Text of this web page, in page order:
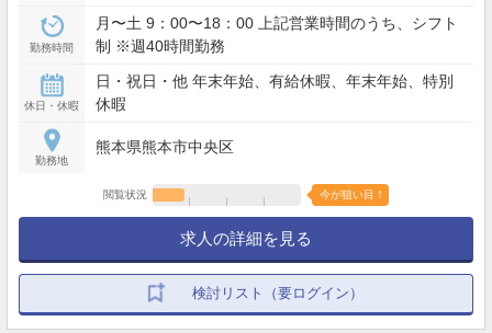
勤務時間
月〜土 9：00〜18：00 上記営業時間のうち、シフト
制 ※週40時間勤務
休日・休暇
日・祝日・他 年末年始、有給休暇、年末年始、特別
休暇
勤務地
熊本県熊本市中央区
閲覧状況 今が狙い目！
求人の詳細を見る
検討リスト（要ログイン）